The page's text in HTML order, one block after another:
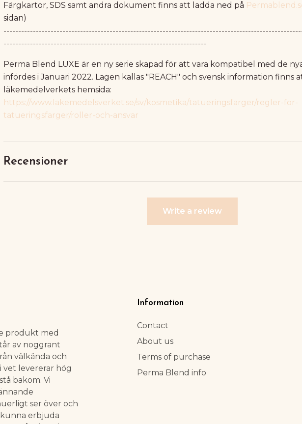
Färgkartor, SDS samt andra dokument finns att ladda ned på
sidan)
---------------------------------------------------------------------
Perma Blend LUXE är en ny serie skapad för att vara kompatibel med de
infördes i Januari 2022. Lagen kallas "REACH" och svensk information finns
läkemedelverkets hemsida:
https://www.lakemedelsverket.se/sv/kosmetika/tatueringsfarger/regler-for-
tatueringsfarger/roller-och-ansvar
Recensioner
Write a review
produkt med
av noggrant
välkända och
vet levererar hög
bakom. Vi
ser över och
erbjuda
Information
Contact
About us
Terms of purchase
Perma Blend info